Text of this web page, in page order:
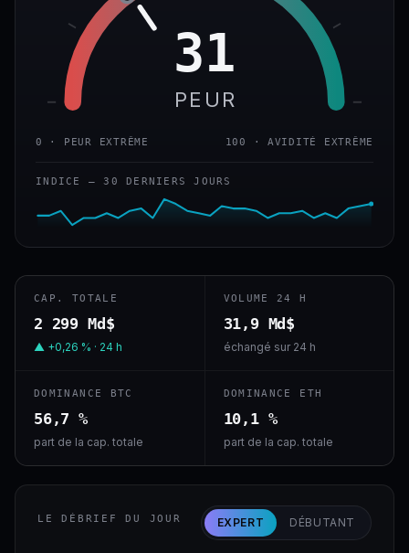
31
PEUR
0 · PEUR EXTRÊME 100 · AVIDITÉ EXTRÊME
INDICE — 30 DERNIERS JOURS
CAP. TOTALE
2 299 Md$
▲ +0,26 % · 24 h
VOLUME 24 H
31,9 Md$
échangé sur 24 h
DOMINANCE BTC
56,7 %
part de la cap. totale
DOMINANCE ETH
10,1 %
part de la cap. totale
LE DÉBRIEF DU JOUR EXPERT DÉBUTANT